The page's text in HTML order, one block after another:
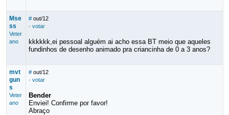
Mse
ss
Veter
ano
# out/12
· votar
kkkkkk,ei pessoal alguém ai acho essa BT meio que aqueles
fundinhos de desenho animado pra criancinha de 0 a 3 anos?
mvt
gun
s
Veter
ano
# out/12
· votar
Bender
Enviei! Confirme por favor!
Abraço